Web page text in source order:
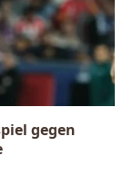
gegen